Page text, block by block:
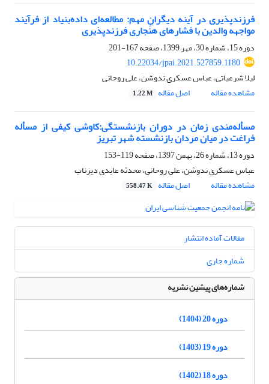
فرزندپذیری در آینه دیگرانِ مهم: مطالعه‌ای داده‌بنیاد از فرآیند
مواجهه والدین با فشارهای هنجاری فرزندپذیری
دوره 15، شماره 30، مهر 1399، صفحه
167-201
10.22034/jpai.2021.527859.1180
لیلا شرعیاتی، عباس عسکری ندوشن، علی روحانی
مشاهده مقاله
اصل مقاله 1.22 M
مسأله‌مندی زمان در دوران بازنشستگی:کاوشی کیفی از مسأله
فراغت در میان مردان بازنشسته شهر تبریز
دوره 13، شماره 26، بهمن 1397، صفحه
119-153
عباس عسکری ندوشن، علی روحانی، محدثه عابدی دیزناب
مشاهده مقاله
اصل مقاله 558.47 K
مقالات آماده انتشار
شماره جاری
شماره‌های پیشین نشریه
دوره 20 (1404)
دوره 19 (1403)
دوره 18 (1402)